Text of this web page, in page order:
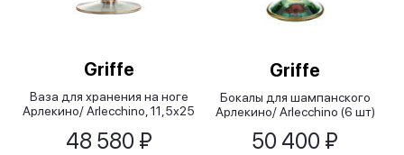
Griffe
Ваза для хранения на ноге
Арлекино/ Arlecchino, 11,5х25
48 580 ₽
Griffe
Бокалы для шампанского
Арлекино/ Arlecchino (6 шт)
50 400 ₽